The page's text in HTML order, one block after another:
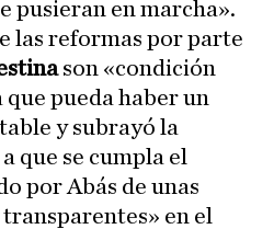
pusieran en marcha».
las reformas por parte
son «condición
pueda haber un
y subrayó la
que se cumpla el
por Abás de unas
en el